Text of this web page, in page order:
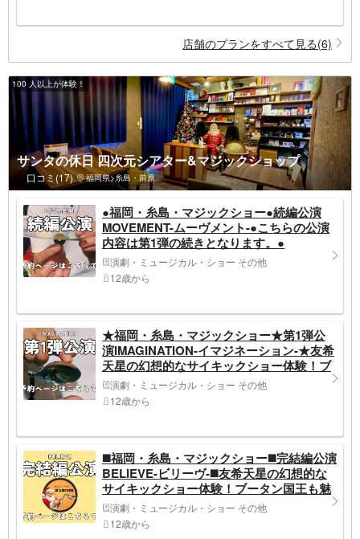
店舗のプランをすべて見る(6)
100 人以上が体験！
サンタの休日 四次元シアター&マジックショップ
口コミ(17) 福岡県>糸島・前原
●福岡・糸島・マジックショー●続編公演
MOVEMENT-ムーヴメント-●こちらの公演
内容は第1弾の続きとなります。●
演劇・ミュージカル・ショー その他
12歳から
★福岡・糸島・マジックショー★第1弾公
演IMAGINATION-イマジネーション-★友希
天星の幻想的なサイキックショー体験！ブ
ータン国王も魅了された世界レベルのショ
ー★
演劇・ミュージカル・ショー その他
12歳から
◼️福岡・糸島・マジックショー◼️完結編公演
BELIEVE-ビリーヴ-◼️友希天星の幻想的な
サイキックショー体験！ブータン国王も魅
了された世界レベルのショー◼️
演劇・ミュージカル・ショー その他
12歳から